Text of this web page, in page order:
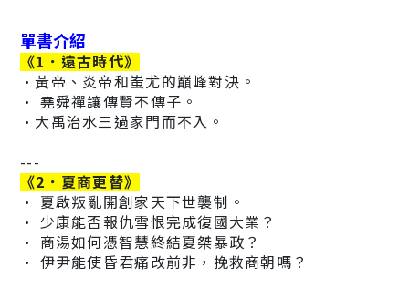
單書介紹
《1．遠古時代》
·黃帝、炎帝和蚩尤的巔峰對決。
· 堯舜禪讓傳賢不傳子。
·大禹治水三過家門而不入。
---
《2．夏商更替》
· 夏啟叛亂開創家天下世襲制。
· 少康能否報仇雪恨完成復國大業？
· 商湯如何憑智慧終結夏桀暴政？
· 伊尹能使昏君痛改前非，挽救商朝嗎？